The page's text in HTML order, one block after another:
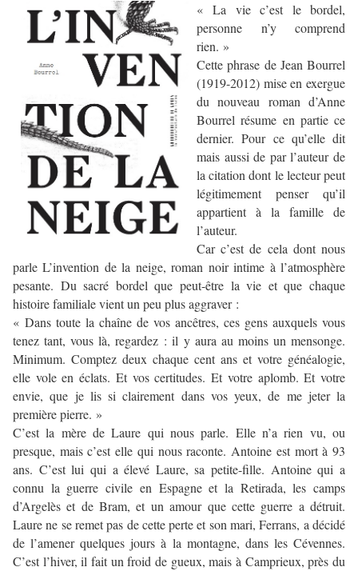
« La vie c’est le bordel,
personne n’y comprend
rien. »
Cette phrase de Jean Bourrel
(1919-2012) mise en exergue
du nouveau roman d’Anne
Bourrel résume en partie ce
dernier. Pour ce qu’elle dit
mais aussi de par l’auteur de
la citation dont le lecteur peut
légitimement penser qu’il
appartient à la famille de
l’auteur.
Car c’est de cela dont nous
parle L’invention de la neige, roman noir intime à l’atmosphère
pesante. Du sacré bordel que peut-être la vie et que chaque
histoire familiale vient un peu plus aggraver :
« Dans toute la chaîne de vos ancêtres, ces gens auxquels vous
tenez tant, vous là, regardez : il y aura au moins un mensonge.
Minimum. Comptez deux chaque cent ans et votre généalogie,
elle vole en éclats. Et vos certitudes. Et votre aplomb. Et votre
envie, que je lis si clairement dans vos yeux, de me jeter la
première pierre. »
C’est la mère de Laure qui nous parle. Elle n’a rien vu, ou
presque, mais c’est elle qui nous raconte. Antoine est mort à 93
ans. C’est lui qui a élevé Laure, sa petite-fille. Antoine qui a
connu la guerre civile en Espagne et la Retirada, les camps
d’Argelès et de Bram, et un amour que cette guerre a détruit.
Laure ne se remet pas de cette perte et son mari, Ferrans, a décidé
de l’amener quelques jours à la montagne, dans les Cévennes.
C’est l’hiver, il fait un froid de gueux, mais à Camprieux, près du